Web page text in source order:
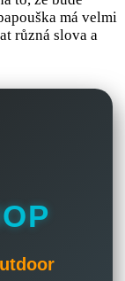
má velmi
různá slova a